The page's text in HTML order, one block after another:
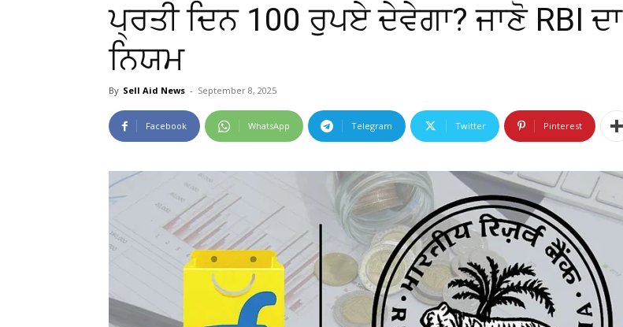
ਪ੍ਰਤੀ ਦਿਨ 100 ਰੁਪਏ ਦੇਵੇਗਾ? ਜਾਣੋ RBI ਦਾ
ਨਿਯਮ
By Sell Aid News - September 8, 2025
Facebook WhatsApp Telegram Twitter Pinterest